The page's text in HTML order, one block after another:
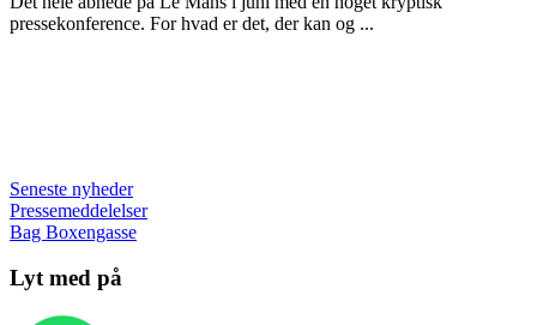
pressekonference. For hvad er det, der kan og ...
Seneste nyheder
Pressemeddelelser
Bag Boxengasse
Lyt med på